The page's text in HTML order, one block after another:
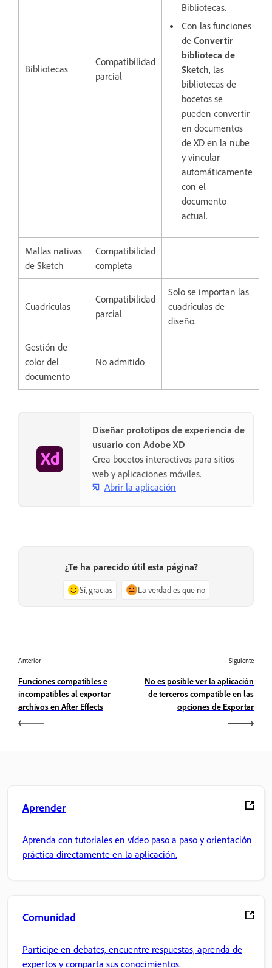
Bibliotecas
Compatibilidad
parcial
Bibliotecas.
Con las funciones
de Convertir
biblioteca de
Sketch, las
bibliotecas de
bocetos se
pueden convertir
en documentos
de XD en la nube
y vincular
automáticamente
con el
documento
actual.
Mallas nativas
de Sketch
Compatibilidad
completa
Cuadrículas
Compatibilidad
parcial
Solo se importan las
cuadrículas de
diseño.
Gestión de
color del
documento
No admitido
Diseñar prototipos de experiencia de
usuario con Adobe XD
Crea bocetos interactivos para sitios
web y aplicaciones móviles.
Abrir la aplicación
¿Te ha parecido útil esta página?
Sí, gracias La verdad es que no
Anterior
Funciones compatibles e
incompatibles al exportar
archivos en After Effects
Siguiente
No es posible ver la aplicación
de terceros compatible en las
opciones de Exportar
Aprender
Aprenda con tutoriales en vídeo paso a paso y orientación
práctica directamente en la aplicación.
Comunidad
Participe en debates, encuentre respuestas, aprenda de
expertos y comparta sus conocimientos.